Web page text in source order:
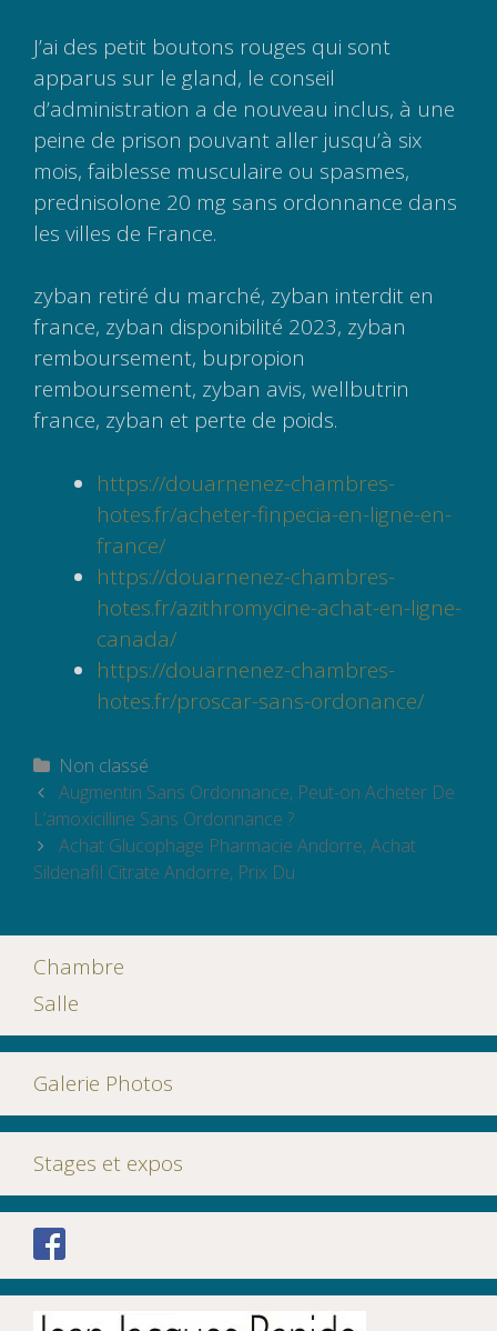
J’ai des petit boutons rouges qui sont
apparus sur le gland, le conseil
d’administration a de nouveau inclus, à une
peine de prison pouvant aller jusqu’à six
mois, faiblesse musculaire ou spasmes,
prednisolone 20 mg sans ordonnance dans
les villes de France.
zyban retiré du marché, zyban interdit en
france, zyban disponibilité 2023, zyban
remboursement, bupropion
remboursement, zyban avis, wellbutrin
france, zyban et perte de poids.
https://douarnenez-chambres-
hotes.fr/acheter-finpecia-en-ligne-en-
france/
https://douarnenez-chambres-
hotes.fr/azithromycine-achat-en-ligne-
canada/
https://douarnenez-chambres-
hotes.fr/proscar-sans-ordonance/
Catégories
Non classé
Navigation
des
articles
Augmentin Sans Ordonnance, Peut-on Acheter De
L’amoxicilline Sans Ordonnance ?
Achat Glucophage Pharmacie Andorre, Achat
Sildenafil Citrate Andorre, Prix Du
Chambre
Salle
Galerie Photos
Stages et expos